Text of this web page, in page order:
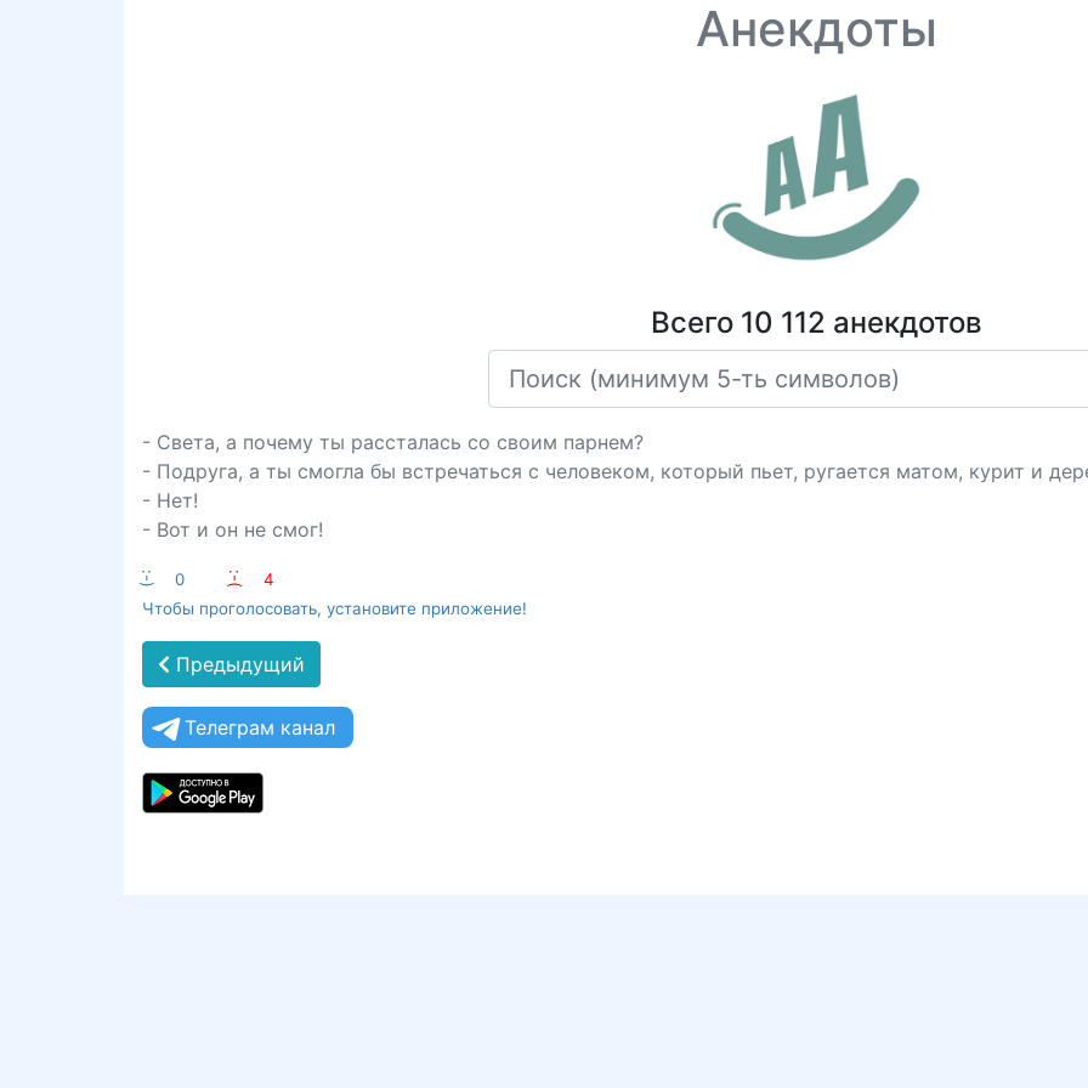
Анекдоты
Всего 10 112 анекдотов
- Света, а почему ты рассталась со своим парнем?
- Подруга, а ты смогла бы встречаться с человеком, который пьет, ругается матом, курит и
- Нет!
- Вот и он не смог!
:-) 0 :-(
4
Чтобы проголосовать, установите приложение!
Предыдущий
Телеграм канал